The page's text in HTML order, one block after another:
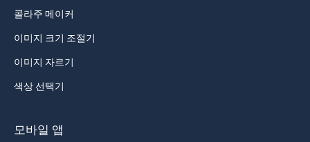
콜라주 메이커
이미지 크기 조절기
이미지 자르기
색상 선택기
모바일 앱